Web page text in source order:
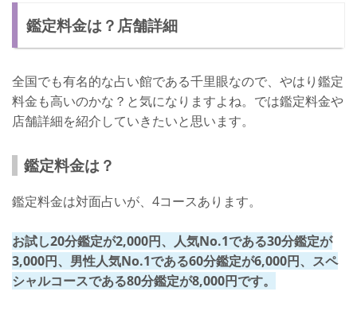
鑑定料金は？店舗詳細
全国でも有名的な占い館である千里眼なので、やはり鑑定
料金も高いのかな？と気になりますよね。では鑑定料金や
店舗詳細を紹介していきたいと思います。
鑑定料金は？
鑑定料金は対面占いが、4コースあります。
お試し20分鑑定が2,000円、人気No.1である30分鑑定が
3,000円、男性人気No.1である60分鑑定が6,000円、スペ
シャルコースである80分鑑定が8,000円です。